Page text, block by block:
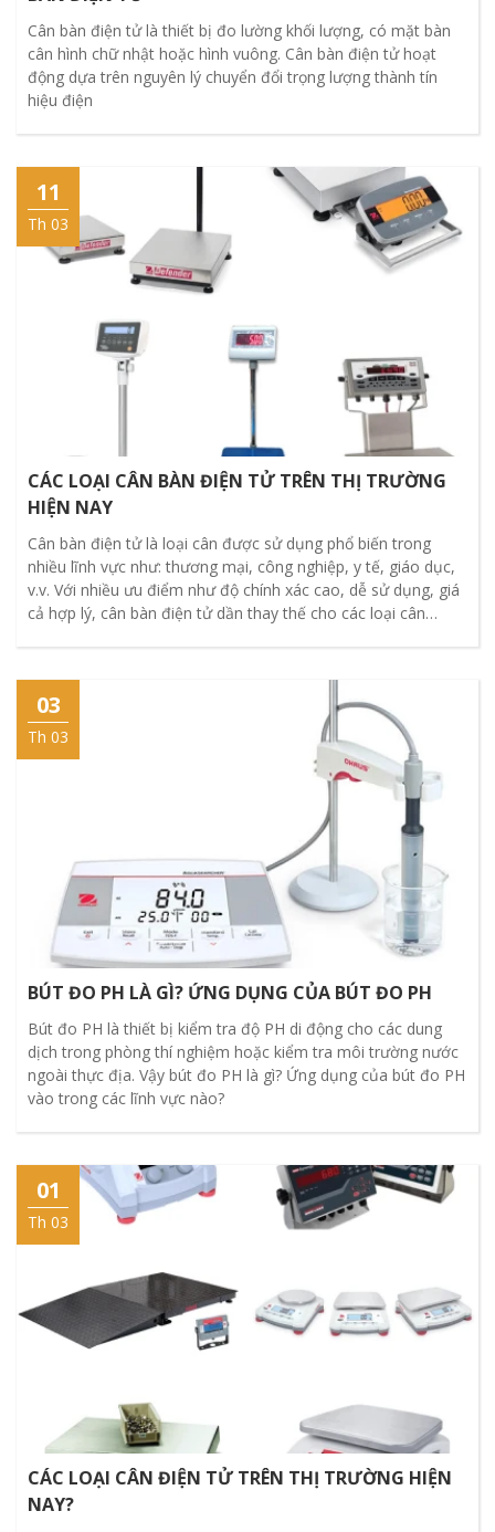
Cân bàn điện tử là thiết bị đo lường khối lượng, có mặt bàn
cân hình chữ nhật hoặc hình vuông. Cân bàn điện tử hoạt
động dựa trên nguyên lý chuyển đổi trọng lượng thành tín
hiệu điện
11
Th 03
CÁC LOẠI CÂN BÀN ĐIỆN TỬ TRÊN THỊ TRƯỜNG
HIỆN NAY
Cân bàn điện tử là loại cân được sử dụng phổ biến trong
nhiều lĩnh vực như: thương mại, công nghiệp, y tế, giáo dục,
v.v. Với nhiều ưu điểm như độ chính xác cao, dễ sử dụng, giá
cả hợp lý, cân bàn điện tử dần thay thế cho các loại cân
03
Th 03
BÚT ĐO PH LÀ GÌ? ỨNG DỤNG CỦA BÚT ĐO PH
Bút đo PH là thiết bị kiểm tra độ PH di động cho các dung
dịch trong phòng thí nghiệm hoặc kiểm tra môi trường nước
ngoài thực địa. Vậy bút đo PH là gì? Ứng dụng của bút đo PH
vào trong các lĩnh vực nào?
01
Th 03
CÁC LOẠI CÂN ĐIỆN TỬ TRÊN THỊ TRƯỜNG HIỆN
NAY?